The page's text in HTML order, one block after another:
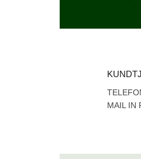
MAIL IN